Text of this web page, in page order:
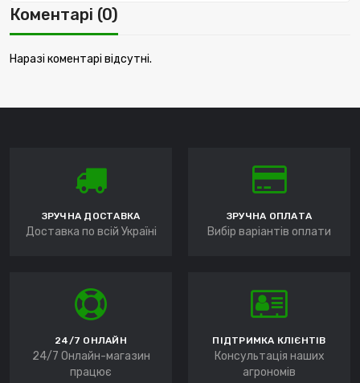
Коментарі (0)
Наразі коментарі відсутні.
ЗРУЧНА ДОСТАВКА
Доставка по всій Україні
ЗРУЧНА ОПЛАТА
Вибір варіантів оплати
24/7 ОНЛАЙН
24/7 Онлайн-магазин
працює
ПІДТРИМКА КЛІЄНТІВ
Консультація наших
агрономів